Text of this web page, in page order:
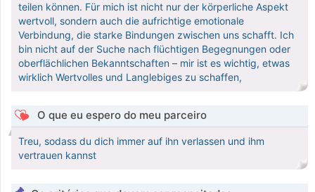
teilen können. Für mich ist nicht nur der körperliche Aspekt
wertvoll, sondern auch die aufrichtige emotionale
Verbindung, die starke Bindungen zwischen uns schafft. Ich
bin nicht auf der Suche nach flüchtigen Begegnungen oder
oberflächlichen Bekanntschaften – mir ist es wichtig, etwas
wirklich Wertvolles und Langlebiges zu schaffen,
O que eu espero do meu parceiro
Treu, sodass du dich immer auf ihn verlassen und ihm
vertrauen kannst